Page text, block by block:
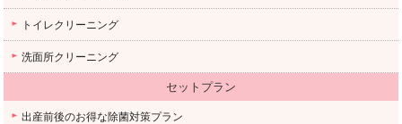
トイレクリーニング
洗面所クリーニング
セットプラン
出産前後のお得な除菌対策プラン